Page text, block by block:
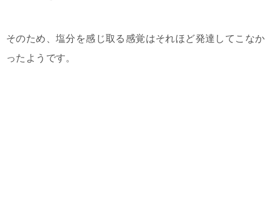
そのため、塩分を感じ取る感覚はそれほど発達してこなか
ったようです。